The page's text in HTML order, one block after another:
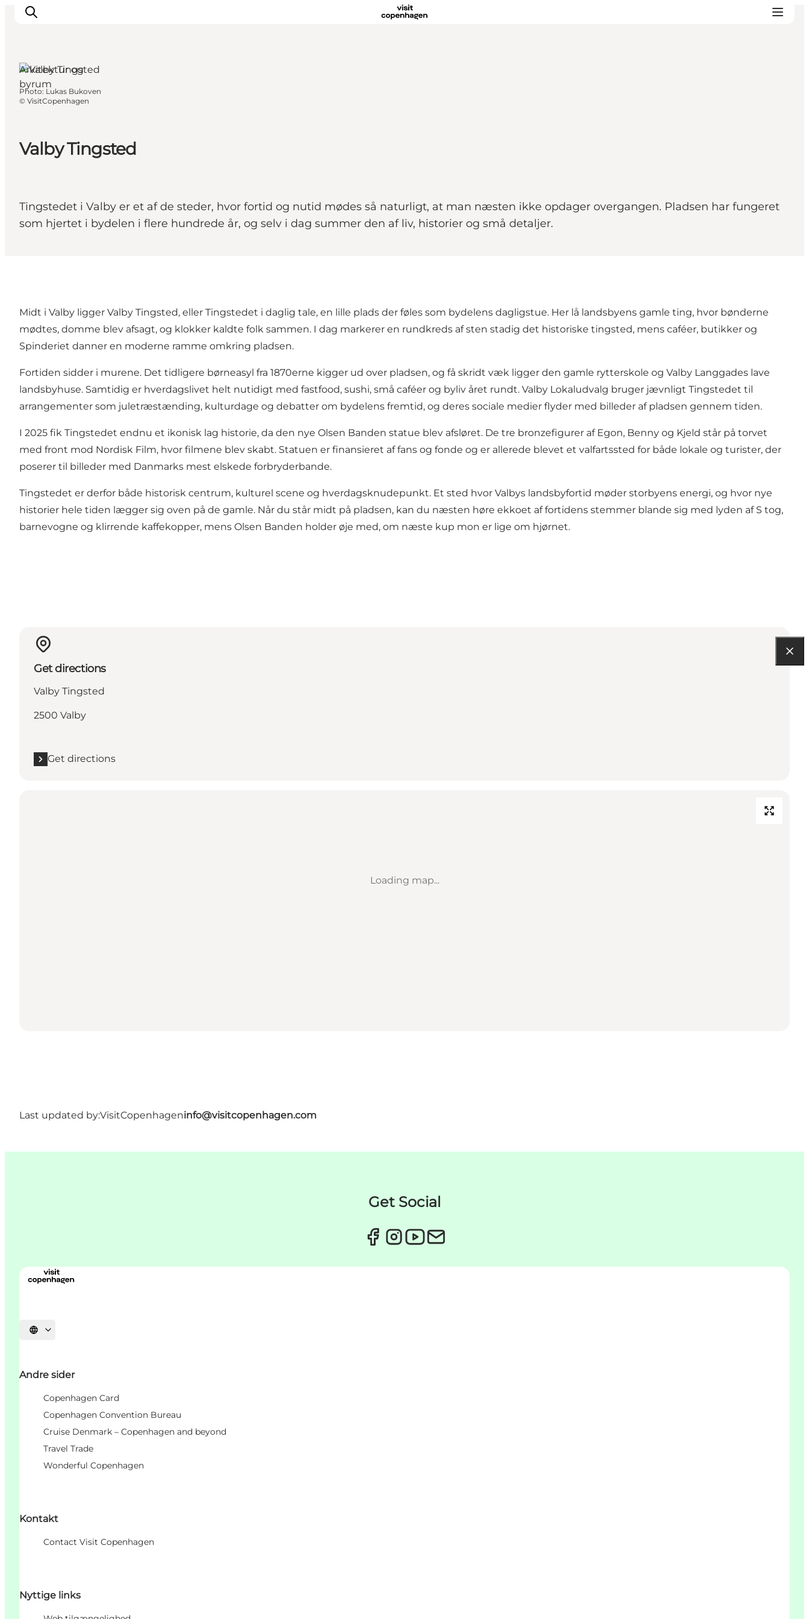
Aktiviteter
Valby Tingsted
Tingstedet i Valby er et af de steder, hvor fortid og nutid mødes så naturligt, at man næsten ikke opdager overgangen. Pladsen har fungeret
som hjertet i bydelen i flere hundrede år, og selv i dag summer den af liv, historier og små detaljer.
Arkitektur og
byrum
Photo: Lukas Bukoven
© VisitCopenhagen
Midt i Valby ligger Valby Tingsted, eller Tingstedet i daglig tale, en lille plads der føles som bydelens dagligstue. Her lå landsbyens gamle ting, hvor bønderne
mødtes, domme blev afsagt, og klokker kaldte folk sammen. I dag markerer en rundkreds af sten stadig det historiske tingsted, mens caféer, butikker og
Spinderiet danner en moderne ramme omkring pladsen.
Fortiden sidder i murene. Det tidligere børneasyl fra 1870erne kigger ud over pladsen, og få skridt væk ligger den gamle rytterskole og Valby Langgades lave
landsbyhuse. Samtidig er hverdagslivet helt nutidigt med fastfood, sushi, små caféer og byliv året rundt. Valby Lokaludvalg bruger jævnligt Tingstedet til
arrangementer som juletræstænding, kulturdage og debatter om bydelens fremtid, og deres sociale medier flyder med billeder af pladsen gennem tiden.
I 2025 fik Tingstedet endnu et ikonisk lag historie, da den nye Olsen Banden statue blev afsløret. De tre bronzefigurer af Egon, Benny og Kjeld står på torvet
med front mod Nordisk Film, hvor filmene blev skabt. Statuen er finansieret af fans og fonde og er allerede blevet et valfartssted for både lokale og turister, der
poserer til billeder med Danmarks mest elskede forbryderbande.
Tingstedet er derfor både historisk centrum, kulturel scene og hverdagsknudepunkt. Et sted hvor Valbys landsbyfortid møder storbyens energi, og hvor nye
historier hele tiden lægger sig oven på de gamle. Når du står midt på pladsen, kan du næsten høre ekkoet af fortidens stemmer blande sig med lyden af S tog,
barnevogne og klirrende kaffekopper, mens Olsen Banden holder øje med, om næste kup mon er lige om hjørnet.
Get directions
Valby Tingsted
2500 Valby
Get directions
Loading map...
Last updated by:VisitCopenhageninfo@visitcopenhagen.com
Get Social
Select language
Andre sider
Copenhagen Card
Copenhagen Convention Bureau
Cruise Denmark – Copenhagen and beyond
Travel Trade
Wonderful Copenhagen
Kontakt
Contact Visit Copenhagen
Nyttige links